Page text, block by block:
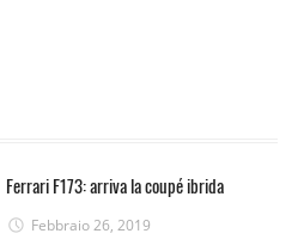
Ferrari F173: arriva la coupé ibrida
Febbraio 26, 2019